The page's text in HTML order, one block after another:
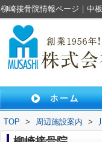
柳崎接骨院情報ページ｜中
TOP > 周辺施設案内 >